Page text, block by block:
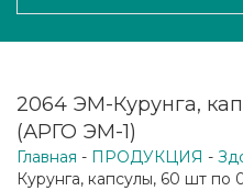
2064 ЭМ-Курунга,
(АРГО ЭМ-1)
Главная - ПРОДУКЦИЯ -
Курунга, капсулы, 60 шт по